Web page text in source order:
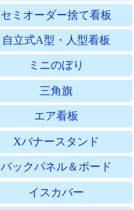
セミオーダー捨て看板
自立式A型・人型看板
ミニのぼり
三角旗
エア看板
Xバナースタンド
バックパネル＆ボード
イスカバー